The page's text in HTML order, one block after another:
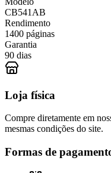
CB541AB
Rendimento
1400 páginas
Garantia
90 dias
Loja física
Compre diretamente em
mesmas condições do site.
Formas de